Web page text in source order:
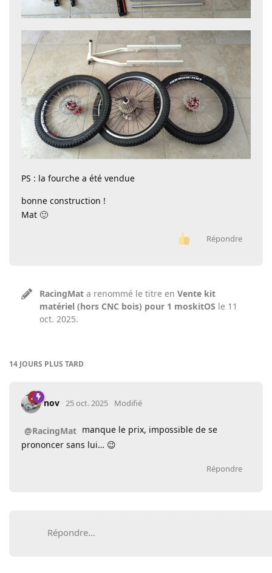
PS : la fourche a été vendue
bonne construction !
Mat 🙂
Répondre
RacingMat a renommé le titre en Vente kit
matériel (hors CNC bois) pour 1 moskitOS le 11
oct. 2025.
14 JOURS PLUS TARD
nov 25 oct. 2025 Modifié
@RacingMat manque le prix, impossible de se
prononcer sans lui… 😉
Répondre
Répondre…